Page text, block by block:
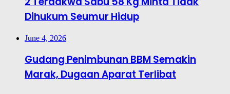
Dihukum Seumur Hidup
June 4, 2026
Gudang Penimbunan BBM Semakin
Marak, Dugaan Aparat Terlibat